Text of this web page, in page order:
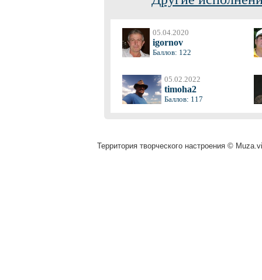
05.04.2020
igornov
Баллов: 122
05.02.2022
timoha2
Баллов: 117
Территория творческого настроения ©